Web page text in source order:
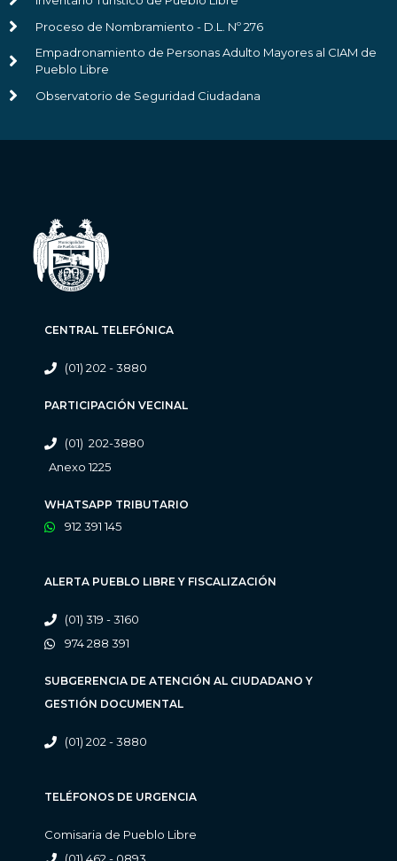
Proceso de Nombramiento - D.L. Nº 276
Empadronamiento de Personas Adulto Mayores al CIAM de
Pueblo Libre
Observatorio de Seguridad Ciudadana
CENTRAL TELEFÓNICA
(01) 202 - 3880
PARTICIPACIÓN VECINAL
(01) 202-3880
Anexo 1225
WHATSAPP TRIBUTARIO
912 391 145
ALERTA PUEBLO LIBRE Y FISCALIZACIÓN
(01) 319 - 3160
974 288 391
SUBGERENCIA DE ATENCIÓN AL CIUDADANO Y
GESTIÓN DOCUMENTAL
(01) 202 - 3880
TELÉFONOS DE URGENCIA
Comisaria de Pueblo Libre